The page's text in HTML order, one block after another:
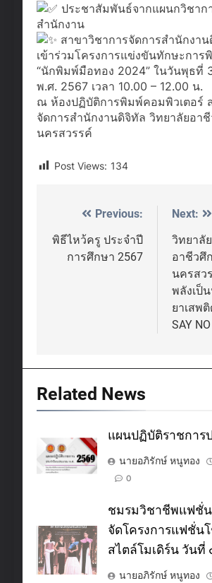
ประชาสัมพันธ์จากแผนกวิชาก
สำนักงาน
สาขาวิชาการจัดการสำนักงา
เข้าร่วมโครงการแข่งขันทักษะการ
“นักพิมพ์มือทอง 2024” ในวันพุธที่
พ.ศ. 2567 เวลา 10.00 – 12.00 น.
ณ ห้องปฏิบัติการพิมพ์คอมพิวเตอร์
จัดการสำนักงานดิจิทัล วิทยาลัยอา
นครสวรรค์
Post Views: 134
Post
navigation
Previous:
พิธีไหว้ครู ประจำปี
การศึกษา 2567
Next:
วิทยาลัย
อาชีวศึ
นครสว
พลังเป็
ยาเสพ
SAY
Related News
แผนปฏิบัติราชการ
นายอภิรักษ์ หนูทอง
0
ชมรมวิชาชีพแฟชั่
จัดโครงการแฟชั่น
สไตล์โมเดิร์น วันที่
นายอภิรักษ์ หนูทอง